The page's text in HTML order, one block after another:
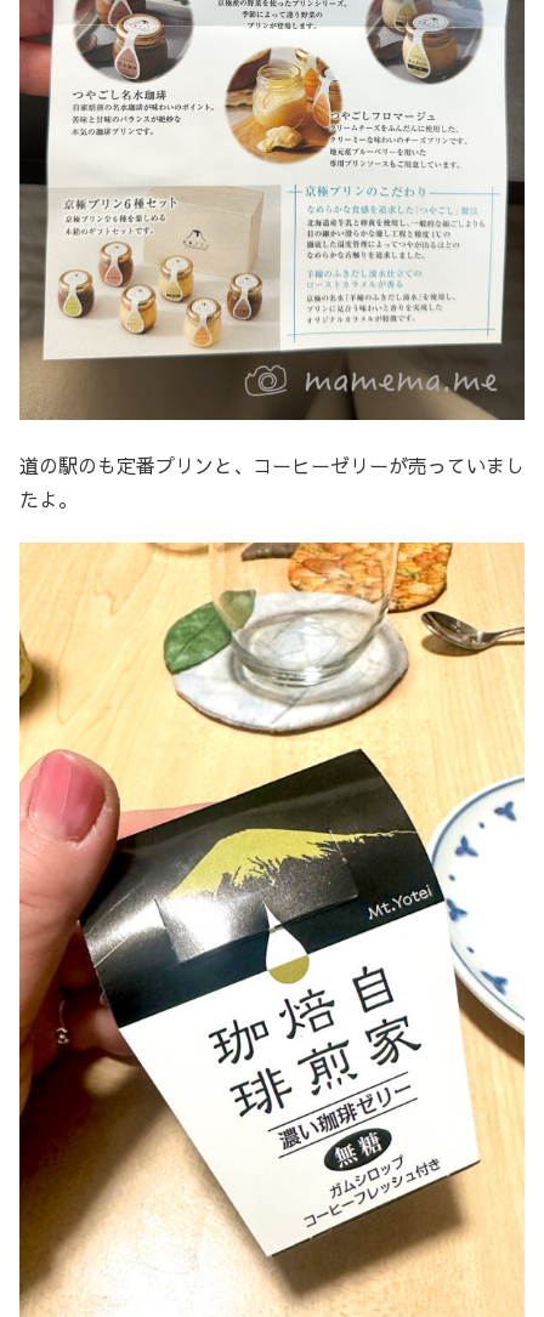
道の駅のも定番プリンと、コーヒーゼリーが売っていまし
たよ。